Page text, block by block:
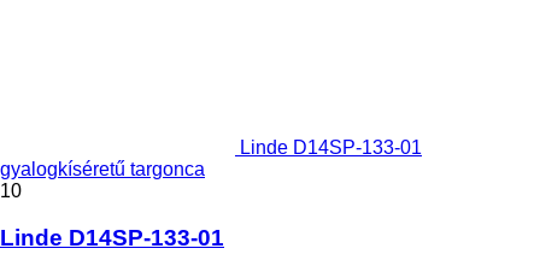
Linde D14SP-133-01
gyalogkíséretű targonca
10
Linde D14SP-133-01